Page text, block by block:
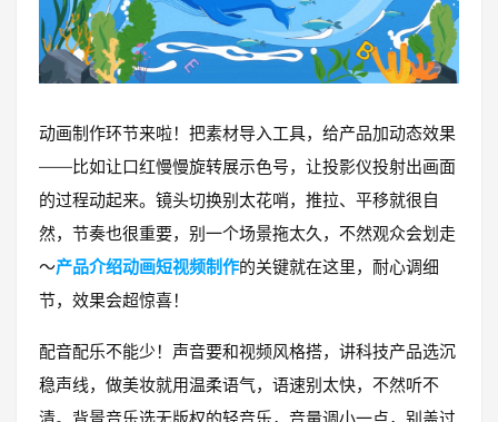
动画制作环节来啦！把素材导入工具，给产品加动态效果
——比如让口红慢慢旋转展示色号，让投影仪投射出画面
的过程动起来。镜头切换别太花哨，推拉、平移就很自
然，节奏也很重要，别一个场景拖太久，不然观众会划走
～产品介绍动画短视频制作的关键就在这里，耐心调细
节，效果会超惊喜！
配音配乐不能少！声音要和视频风格搭，讲科技产品选沉
稳声线，做美妆就用温柔语气，语速别太快，不然听不